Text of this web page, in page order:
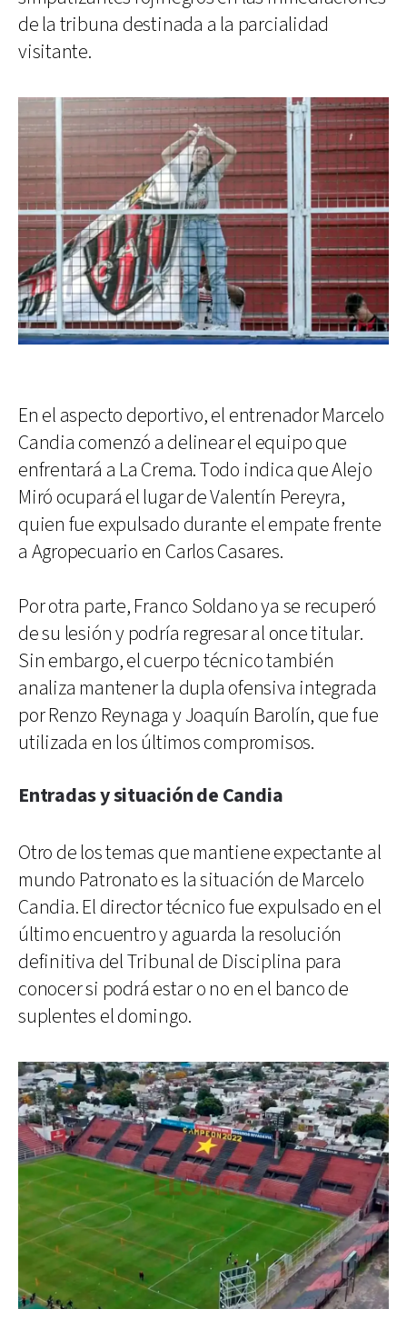
de la tribuna destinada a la parcialidad
visitante.
En el aspecto deportivo, el entrenador Marcelo
Candia comenzó a delinear el equipo que
enfrentará a La Crema. Todo indica que Alejo
Miró ocupará el lugar de Valentín Pereyra,
quien fue expulsado durante el empate frente
a Agropecuario en Carlos Casares.
Por otra parte, Franco Soldano ya se recuperó
de su lesión y podría regresar al once titular.
Sin embargo, el cuerpo técnico también
analiza mantener la dupla ofensiva integrada
por Renzo Reynaga y Joaquín Barolín, que fue
utilizada en los últimos compromisos.
Entradas y situación de Candia
Otro de los temas que mantiene expectante al
mundo Patronato es la situación de Marcelo
Candia. El director técnico fue expulsado en el
último encuentro y aguarda la resolución
definitiva del Tribunal de Disciplina para
conocer si podrá estar o no en el banco de
suplentes el domingo.